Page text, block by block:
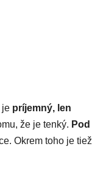
je príjemný, len
že je tenký. Pod
Okrem toho je tiež